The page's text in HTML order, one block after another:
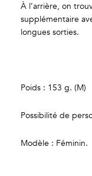
À l’arrière, on
supplémentaire
longues sorties.
Poids : 153 g. (M)
Possibilité de
Modèle : Féminin.